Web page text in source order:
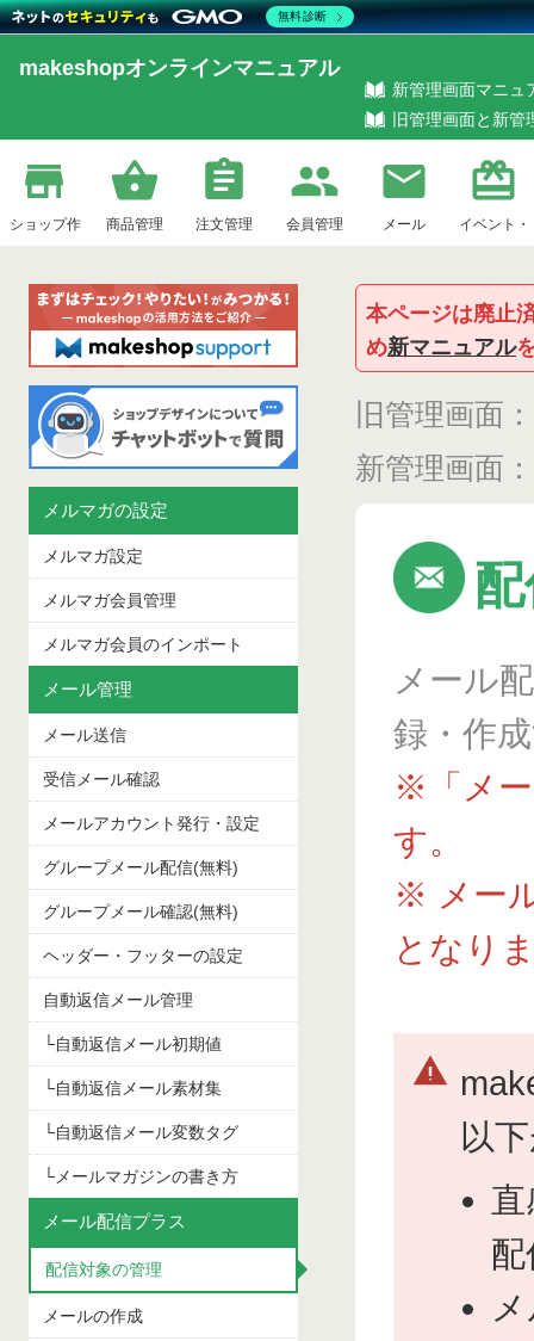
makeshopオンラインマニュアル
新管理画面マニュ
旧管理画面と新
ショップ作 商品管理 注文管理 会員管理 メール イベント・
メルマガの設定
メルマガ設定
メルマガ会員管理
メルマガ会員のインポート
メール管理
メール送信
受信メール確認
メールアカウント発行・設定
グループメール配信(無料)
グループメール確認(無料)
ヘッダー・フッターの設定
自動返信メール管理
└自動返信メール初期値
└自動返信メール素材集
└自動返信メール変数タグ
└メールマガジンの書き方
メール配信プラス
配信対象の管理
メールの作成
本ページは廃止
め新マニュアル
旧管理画面
新管理画面：
メール
録・作
※「メ
す。
※ メー
となり
以
配
無料診断